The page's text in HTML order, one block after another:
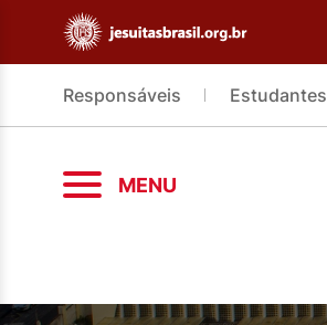
Responsáveis Estudantes
MENU